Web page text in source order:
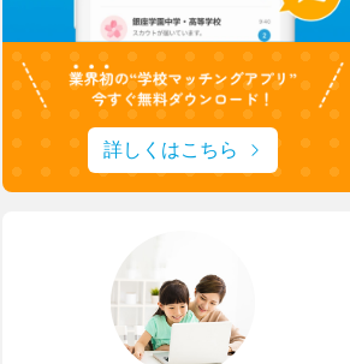
詳しくはこちら